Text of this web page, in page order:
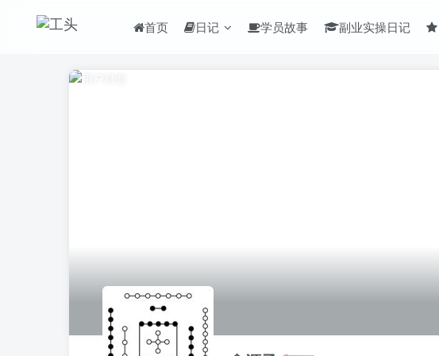
首页 日记 学员故事 副业实操日记